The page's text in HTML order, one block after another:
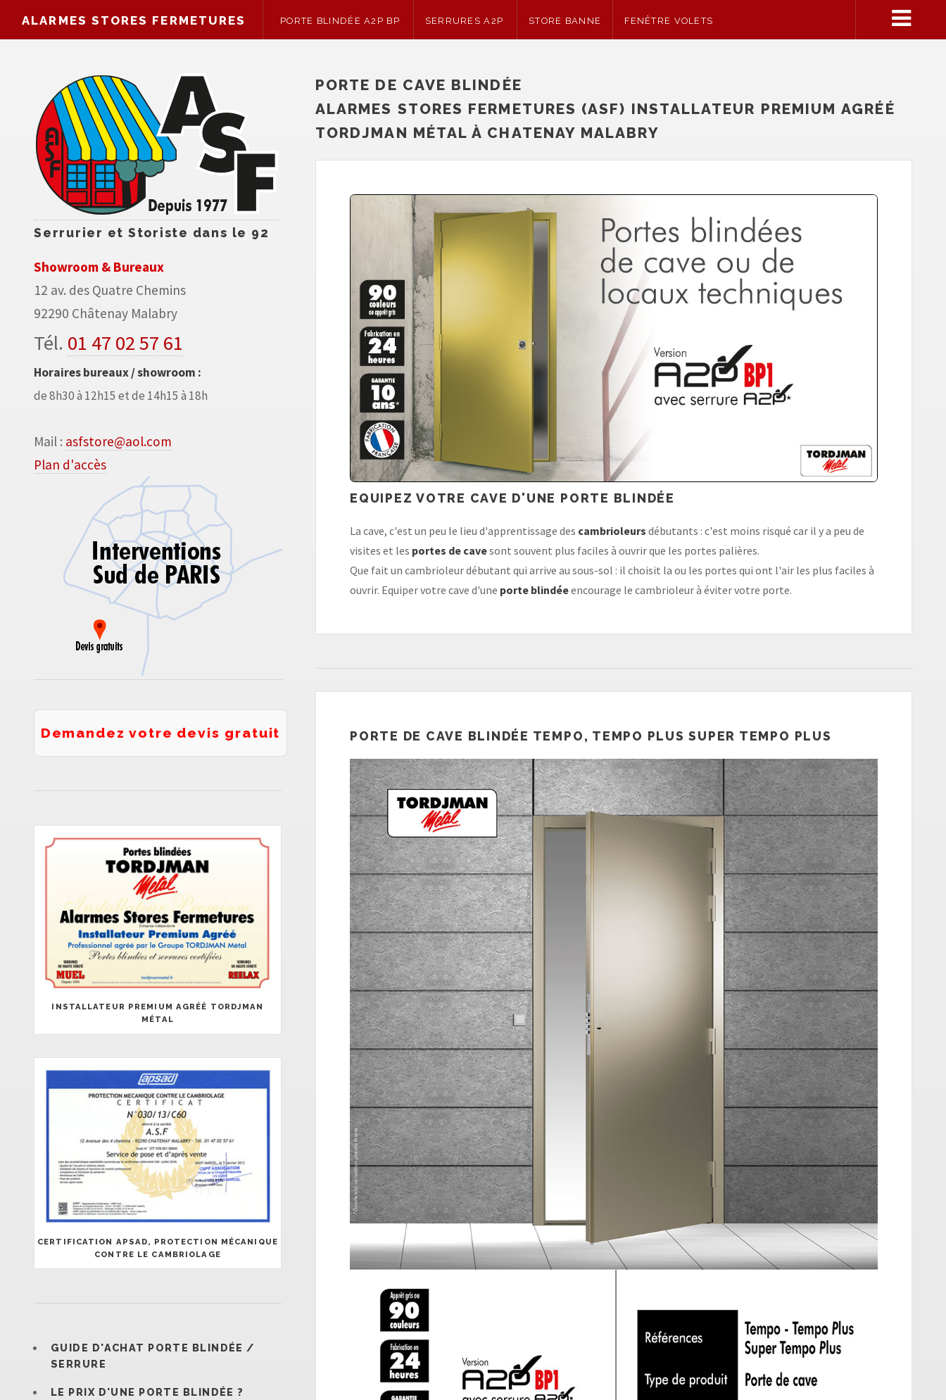
ALARMES STORES FERMETURES PORTE BLINDÉE A2P BP SERRURES A2P STORE BANNE FENÊTRE VOLETS
PORTE DE CAVE BLINDÉE
ALARMES STORES FERMETURES (ASF) INSTALLATEUR PREMIUM AGRÉÉ
TORDJMAN MÉTAL À CHATENAY MALABRY
EQUIPEZ VOTRE CAVE D'UNE PORTE BLINDÉE
La cave, c'est un peu le lieu d'apprentissage des cambrioleurs débutants : c'est moins risqué car il y a peu de
visites et les portes de cavesont souvent plus faciles à ouvrir que les portes palières.
Que fait un cambrioleur débutant qui arrive au sous-sol : il choisit la ou les portes qui ont l'air les plus faciles à
ouvrir. Equiper votre cave d'une porte blindéeencourage le cambrioleur à éviter votre porte.
PORTE DE CAVE BLINDÉE TEMPO, TEMPO PLUS SUPER TEMPO PLUS
Serrurier et Storiste dans le 92
Showroom & Bureaux
12 av. des Quatre Chemins
92290 Châtenay Malabry
Tél. 01 47 02 57 61
Horaires bureaux / showroom :
de 8h30 à 12h15 et de 14h15 à 18h
Mail : asfstore@aol.com
Plan d'accès
Demandez votre devis gratuit
INSTALLATEUR PREMIUM AGRÉÉ TORDJMAN
MÉTAL
CERTIFICATION APSAD, PROTECTION MÉCANIQUE
CONTRE LE CAMBRIOLAGE
GUIDE D'ACHAT PORTE BLINDÉE /
SERRURE
LE PRIX D'UNE PORTE BLINDÉE ?